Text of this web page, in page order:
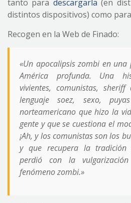
tanto para descargarla (en
distintos dispositivos) como
Recogen en la Web de Finado:
«Un apocalipsis zombi en
América profunda. Una
vivientes, comunistas, sheriff
lenguaje soez, sexo,
norteamericano que hizo la
gente y que se cuestiona el
¡Ah, y los comunistas son los
y que recupera la tradición
perdió con la
fenómeno zombi.»